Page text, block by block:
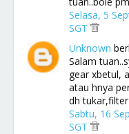
Selasa, 5
SGT
Unknown
Salam
gear xbetul,
atau hnya
dh
Sabtu, 16
SGT